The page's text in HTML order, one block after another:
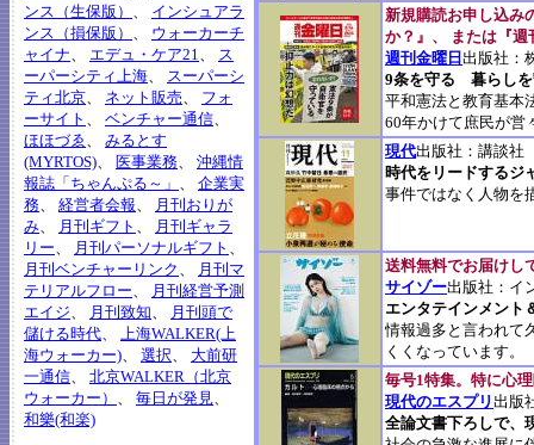
ンス（生保版）
インシュアラ
ンス（損保版）
ウォーカーチ
ャイナ
エデュ・ケア21
ス
ーパーシティ上海
スーパーシ
ティ北京
ネット販売
フォ
ーサイト
ベンチャー通信
ほほづゑ
みるとす
(MYRTOS)
医事業務
沖縄情
報誌「ちゃんぷる～」
企業実
務
経営者会報
月刊おりが
み
月刊ギフト
月刊ギャラ
リー
月刊パーソナルギフト
月刊ベンチャーリンク
月刊マ
テリアルフロー
月刊経営予測
エイジ
月刊致知
月刊頭で
儲ける時代
上海WALKER(上
海ウォーカー)
選択
大前研
一通信
北京WALKER（北京
ウォーカー）
毎日が発見
和樂(和楽)
新規購読お申し込み
か？』、 または『
週刊金曜日 出版社：
9条を守る 暮らし
平和憲法と教育基本
60年かけて庶民が営
現代出版社：講談社
時代をリードするジ
事件ではなく人物を
送料無料でお届けし
サイゾー出版社：イ
エンタテインメント
情報過多と言われて
くくなっています。
毎号1特集。特に心
現代のエスプリ出版
全論文書下ろしで、